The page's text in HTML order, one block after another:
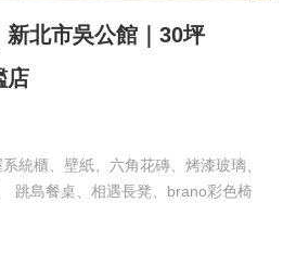
北市吳公館｜30坪
店
統櫃、壁紙、六角花磚、烤漆玻璃、
跳島餐桌、相遇長凳、brano彩色椅